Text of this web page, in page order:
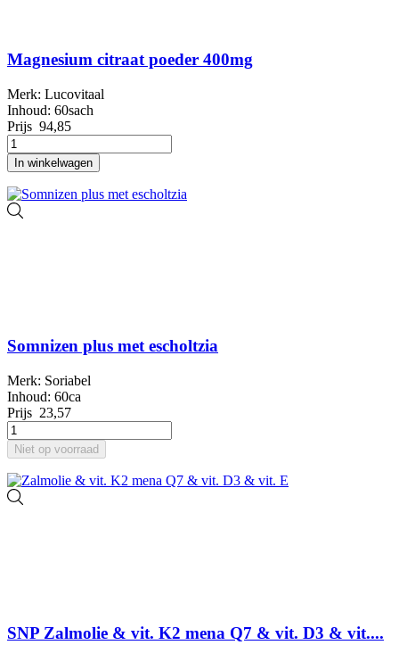
Magnesium citraat poeder 400mg
Merk: Lucovitaal
Inhoud: 60sach
Prijs 94,85
In winkelwagen
Somnizen plus met escholtzia
Merk: Soriabel
Inhoud: 60ca
Prijs 23,57
Niet op voorraad
SNP Zalmolie & vit. K2 mena Q7 & vit. D3 & vit....